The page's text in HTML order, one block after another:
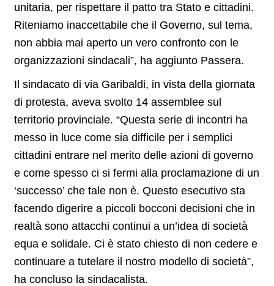
unitaria, per rispettare il patto tra Stato e cittadini.
Riteniamo inaccettabile che il Governo, sul tema,
non abbia mai aperto un vero confronto con le
organizzazioni sindacali”, ha aggiunto Passera.
Il sindacato di via Garibaldi, in vista della giornata
di protesta, aveva svolto 14 assemblee sul
territorio provinciale. “Questa serie di incontri ha
messo in luce come sia difficile per i semplici
cittadini entrare nel merito delle azioni di governo
e come spesso ci si fermi alla proclamazione di un
‘successo’ che tale non è. Questo esecutivo sta
facendo digerire a piccoli bocconi decisioni che in
realtà sono attacchi continui a un’idea di società
equa e solidale. Ci è stato chiesto di non cedere e
continuare a tutelare il nostro modello di società”,
ha concluso la sindacalista.